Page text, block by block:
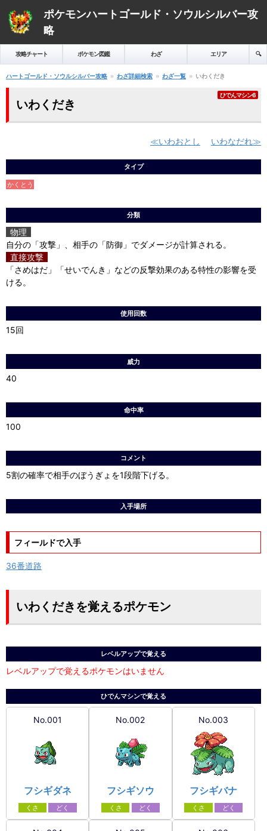
ポケモンハートゴールド・ソウルシルバー攻
略
攻略チャート ポケモン図鑑 わざ エリア 🔍️
ハートゴールド・ソウルシルバー攻略 わざ詳細検索 わざ一覧 いわくだき
ひでんマシン6
いわくだき
いわおとし いわなだれ
タイプ
かくとう
分類
物理
自分の「攻撃」、相手の「防御」でダメージが計算される。
直接攻撃
「さめはだ」「せいでんき」などの反撃効果のある特性の影響を受
ける。
使用回数
15回
威力
40
命中率
100
コメント
5割の確率で相手のぼうぎょを1段階下げる。
入手場所
フィールドで入手
36番道路
いわくだきを覚えるポケモン
レベルアップで覚える
レベルアップで覚えるポケモンはいません
ひでんマシンで覚える
No.001
フシギダネ
くさ どく
No.002
フシギソウ
くさ どく
No.003
フシギバナ
くさ どく